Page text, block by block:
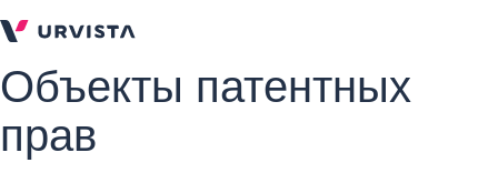
Объекты патентных
прав